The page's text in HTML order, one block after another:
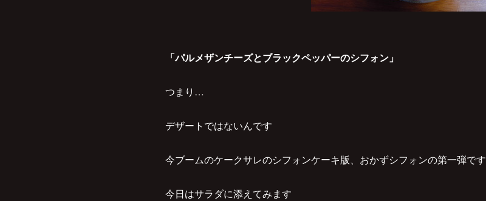
「パルメザンチーズとブラックペッパーのシフォン」
つまり…
デザートではないんです
今ブームのケークサレのシフォンケーキ版、おかずシフォンの第一弾です
今日はサラダに添えてみます